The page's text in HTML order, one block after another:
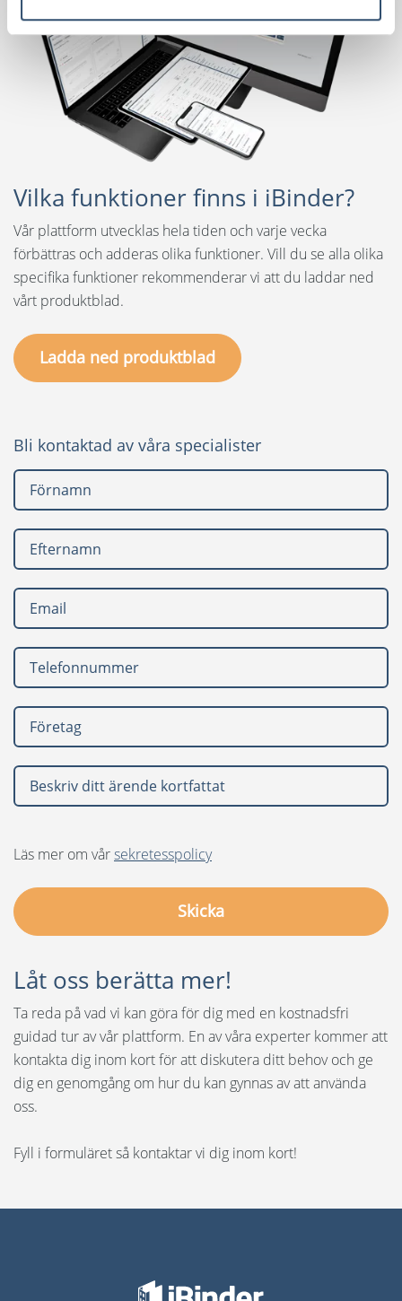
Vilka funktioner finns i iBinder?
Vår plattform utvecklas hela tiden och varje vecka
förbättras och adderas olika funktioner. Vill du se alla olika
specifika funktioner rekommenderar vi att du laddar ned
vårt produktblad.
Ladda ned produktblad
Låt oss berätta mer!
Ta reda på vad vi kan göra för dig med en kostnadsfri
guidad tur av vår plattform. En av våra experter kommer att
kontakta dig inom kort för att diskutera ditt behov och ge
dig en genomgång om hur du kan gynnas av att använda
oss.
Fyll i formuläret så kontaktar vi dig inom kort!
Bli kontaktad av våra specialister
Läs mer om vårsekretesspolicy